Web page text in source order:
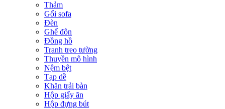
Thảm
Gối sofa
Đèn
Ghế đôn
Đồng hồ
Tranh treo tường
Thuyền mô hình
Nệm bệt
Tạp dề
Khăn trải bàn
Hộp giấy ăn
Hộp đựng bút